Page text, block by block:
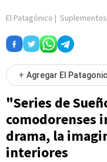
El Patagónico | Suplementos
+ Agregar El
"Series de
comodorenses
drama, la
interiores